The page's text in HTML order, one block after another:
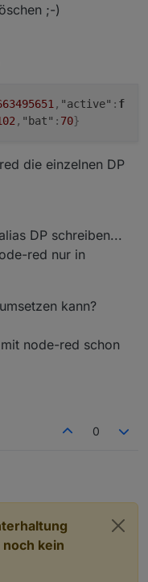
;-)
, "active" : f
, "bat" : 70}
die einzelnen DP
DP schreiben...
red nur in
kann?
node-red schon
0
kein